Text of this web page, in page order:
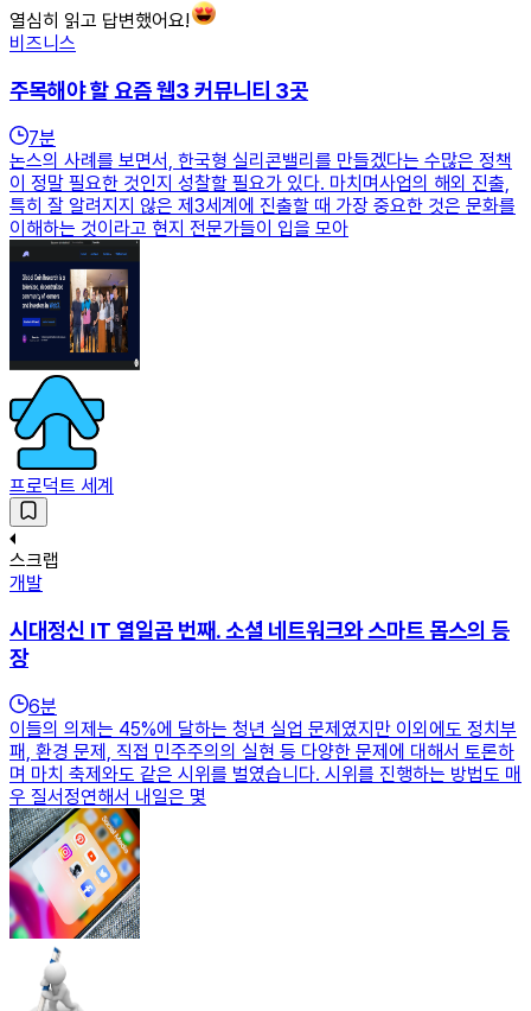
열심히 읽고 답변했어요!
비즈니스
주목해야 할 요즘 웹3 커뮤니티 3곳
7분
논스의 사례를 보면서, 한국형 실리콘밸리를 만들겠다는 수많은 정책
이 정말 필요한 것인지 성찰할 필요가 있다. 마치며사업의 해외 진출,
특히 잘 알려지지 않은 제3세계에 진출할 때 가장 중요한 것은 문화를
이해하는 것이라고 현지 전문가들이 입을 모아
프로덕트 세계
스크랩
개발
시대정신 IT 열일곱 번째. 소셜 네트워크와 스마트 몹스의 등
장
6분
이들의 의제는 45%에 달하는 청년 실업 문제였지만 이외에도 정치부
패, 환경 문제, 직접 민주주의의 실현 등 다양한 문제에 대해서 토론하
며 마치 축제와도 같은 시위를 벌였습니다. 시위를 진행하는 방법도 매
우 질서정연해서 내일은 몇